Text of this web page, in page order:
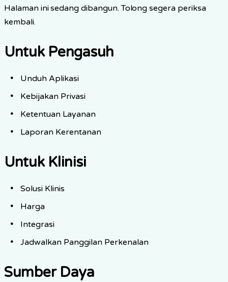
Halaman ini sedang dibangun. Tolong segera periksa
kembali.
Untuk Pengasuh
Unduh Aplikasi
Kebijakan Privasi
Ketentuan Layanan
Laporan Kerentanan
Untuk Klinisi
Solusi Klinis
Harga
Integrasi
Jadwalkan Panggilan Perkenalan
Sumber Daya